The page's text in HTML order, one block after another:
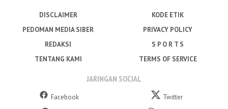
DISCLAIMER
KODE ETIK
PEDOMAN MEDIA SIBER
PRIVACY POLICY
REDAKSI
S P O R T S
TENTANG KAMI
TERMS OF SERVICE
JARINGAN SOCIAL
Facebook
Twitter